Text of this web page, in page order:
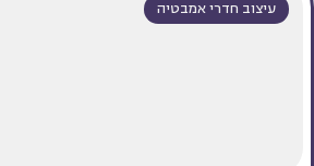
עיצוב חדרי אמבטיה